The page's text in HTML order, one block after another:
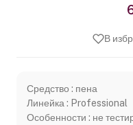
В
Средство : пена
Линейка : Professional
Особенности : не